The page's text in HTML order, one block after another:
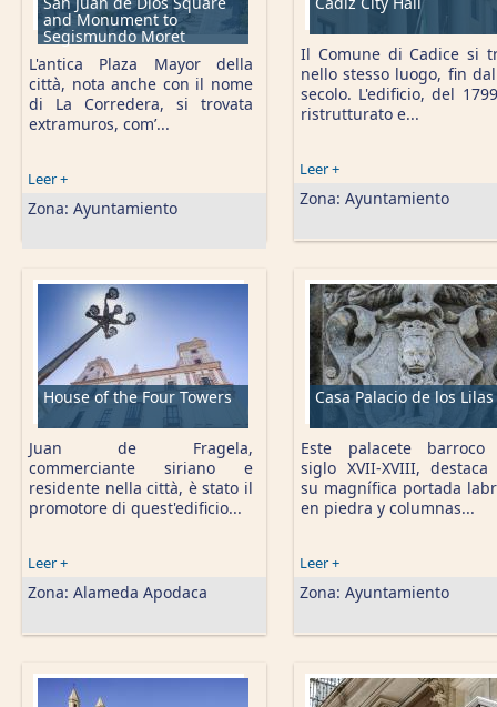
and Monument to
Segismundo Moret
L'antica Plaza Mayor della
città, nota anche con il nome
di La Corredera, si trovata
extramuros, com’...
Leer +
Zona: Ayuntamiento
Il Comune di Cadice si
nello stesso luogo, fin dal
secolo. L'edificio, del
ristrutturato e...
Leer +
Zona: Ayuntamiento
House of the Four Towers
Juan de Fragela,
commerciante siriano e
residente nella città, è stato il
promotore di quest'edificio...
Leer +
Zona: Alameda Apodaca
Casa Palacio de los Lilas
Este palacete barroco
siglo XVII-XVIII,
su magnífica portada
en piedra y columnas...
Leer +
Zona: Ayuntamiento